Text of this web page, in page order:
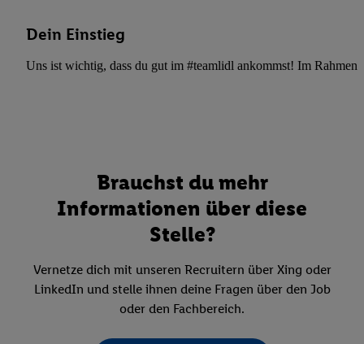
Dein Einstieg
Uns ist wichtig, dass du gut im #teamlidl ankommst! Im Rahmen
Brauchst du mehr
Informationen über diese
Stelle?
Vernetze dich mit unseren Recruitern über Xing oder
LinkedIn und stelle ihnen deine Fragen über den Job
oder den Fachbereich.